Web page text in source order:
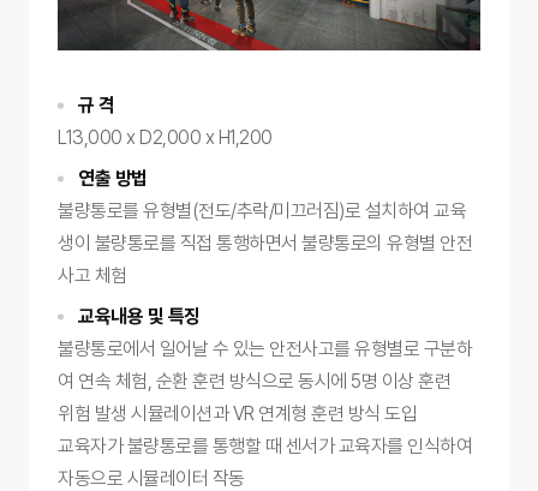
규 격
L13,000 x D2,000 x H1,200
연출 방법
불량통로를 유형별(전도/추락/미끄러짐)로 설치하여 교육
생이 불량통로를 직접 통행하면서 불량통로의 유형별 안전
사고 체험
교육내용 및 특징
불량통로에서 일어날 수 있는 안전사고를 유형별로 구분하
여 연속 체험, 순환 훈련 방식으로 동시에 5명 이상 훈련
위험 발생 시뮬레이션과 VR 연계형 훈련 방식 도입
교육자가 불량통로를 통행할 때 센서가 교육자를 인식하여
자동으로 시뮬레이터 작동